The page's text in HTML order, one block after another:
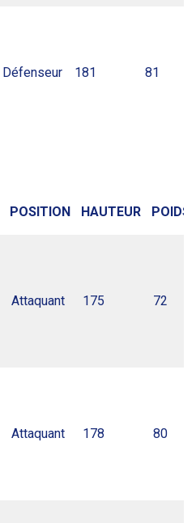
Défenseur 181 81
POSITION HAUTEUR POIDS
Attaquant 175 72
Attaquant 178 80